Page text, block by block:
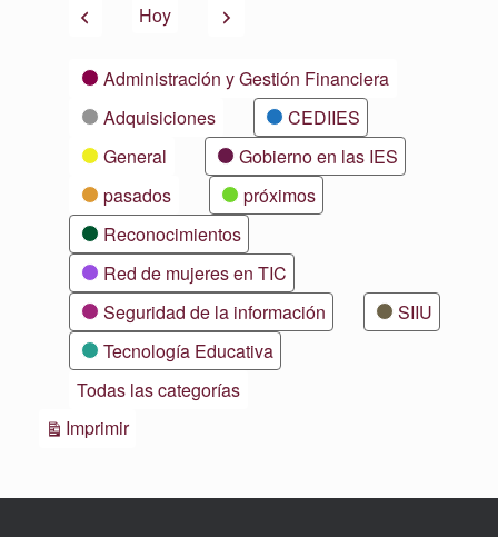
AnteriorHoy Siguiente
CategoríasAdministración y Gestión Financiera
Adquisiciones
CEDIIES
General
Gobierno en las IES
pasados
próximos
Reconocimientos
Red de mujeres en TIC
Seguridad de la información
SIIU
Tecnología Educativa
Todas las categorías
ImprimirVistas